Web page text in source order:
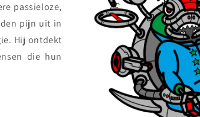
passieloze,
pijn uit in
Hij ontdekt
die hun